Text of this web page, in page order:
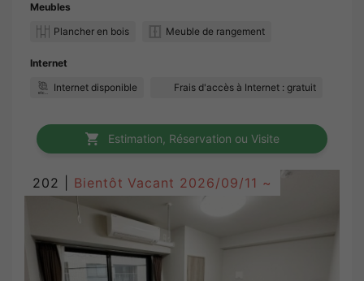
Meubles
Plancher en bois
Meuble de rangement
Internet
Internet disponible
Frais d'accès à Internet : gratuit
Estimation, Réservation ou Visite
202 | Bientôt Vacant 2026/09/11 ~